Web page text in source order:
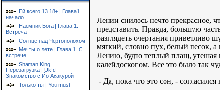
Ей всего 13 18+ | Глава1
начало
Наёмник Бога | Глава 1.
Встреча
Солнце над Чертополохом
Мечты о лете | Глава 1. О
встрече
Shaman King.
Перезагрузка | Ukfdf
Знакомство с Йо Асакурой
Только ты | You must
Лении снилось нечто прекрасное,
представить. Правда, большую
разглядеть очертания приветливо
мягкий, словно пух, белый песок, а
Лению, будто теплый плащ, утешая
калейдоскопом. Все это было так
- Да, пока что это сон, - согласился